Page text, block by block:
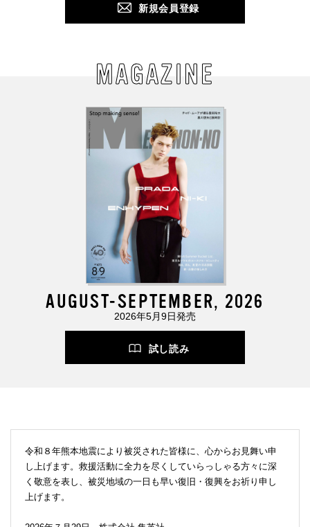
新規会員登録
MAGAZINE
AUGUST-SEPTEMBER, 2026
2026年5月9日発売
試し読み
令和８年熊本地震により被災された皆様に、心からお見舞い申
し上げます。救援活動に全力を尽くしていらっしゃる方々に深
く敬意を表し、被災地域の一日も早い復旧・復興をお祈り申し
上げます。